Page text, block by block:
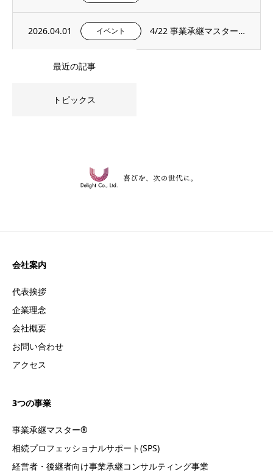
2026.04.01 イベント 4/22 事業承継マスタープログラムプレセミナー＆説明会を開催いたします。
最近の記事
トピックス
会社案内
代表挨拶
企業理念
会社概要
お問い合わせ
アクセス
3つの事業
事業承継マスター®
相続プロフェッショナルサポート(SPS)
経営者・後継者向け事業承継コンサルティング事業